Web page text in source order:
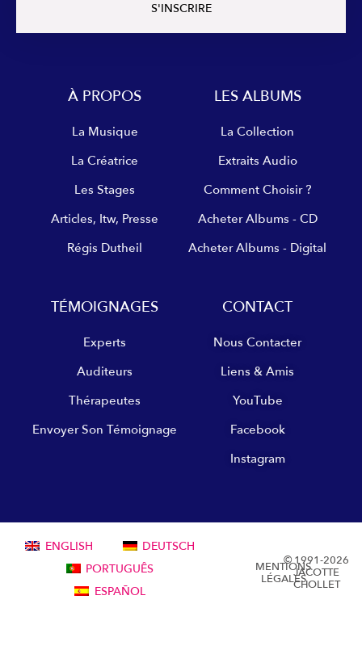
S'INSCRIRE
À PROPOS
La Musique
La Créatrice
Les Stages
Articles, Itw, Presse
Régis Dutheil
LES ALBUMS
La Collection
Extraits Audio
Comment Choisir ?
Acheter Albums - CD
Acheter Albums - Digital
TÉMOIGNAGES
Experts
Auditeurs
Thérapeutes
Envoyer Son Témoignage
CONTACT
Nous Contacter
Liens & Amis
YouTube
Facebook
Instagram
ENGLISH
DEUTSCH
PORTUGUÊS
ESPAÑOL
MENTIONS
LÉGALES
© 1991-2026
JACOTTE
CHOLLET